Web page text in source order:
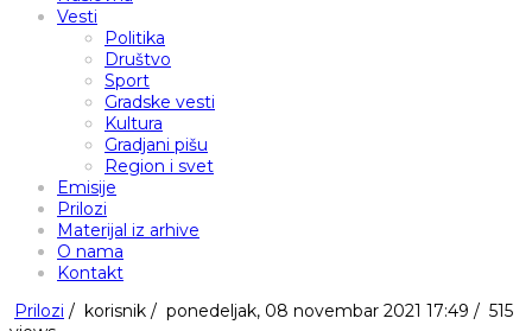
Vesti
Politika
Društvo
Sport
Gradske vesti
Kultura
Gradjani pišu
Region i svet
Emisije
Prilozi
Materijal iz arhive
O nama
Kontakt
Prilozi / korisnik / ponedeljak, 08 novembar 2021 17:49 / 515